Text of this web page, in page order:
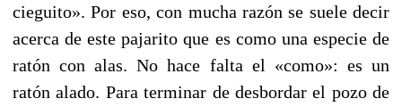
cieguito». Por eso, con mucha razón se suele decir
acerca de este pajarito que es como una especie de
ratón con alas. No hace falta el «como»: es un
ratón alado. Para terminar de desbordar el pozo de